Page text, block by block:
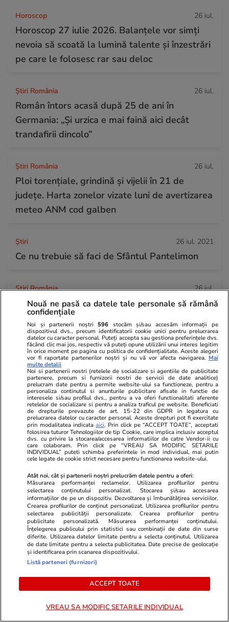
Horoscop 26 iul.
Horoscop 27 iulie 2026. Balanțele vor simți
nevoia să scoată la lumină talente și înzestrări
pe care le folosesc rar sau deloc
Știri România 26 iul.
Român întors acasă după 25 de ani în
Germania: „Și urzica e mai faină aici decât
trandafirii dincolo”
Știri România 26 iul.
Ploi torențiale, grindină și vijelii în 21 de
județe. Harta zonelor vizate luni de avertizarea
meteo ANM cod galben
Ştiri 26 iul. 2021
Ce nu trebuie să faci de Sfântul Pantelimon
Știri România 26 iul.
Rezultatele Loto 6/49 din 26 iulie 2026.
Numerele câștigătoare extrase duminică
Vacanțe și Cultură 26 iul.
Satul-fantomă din Spania readus
la viață: povestea El Acebuchal
din Munții Malaga
Sănătate și
Testul
dacă o
are nevoie
Horoscop 25 iul.
Horoscop 26 iulie 2026. Racii
încep o perioadă mai dificilă în
Nouă ne pasă ca datele tale personale să rămână
confidențiale
Noi și partenerii noștri 596 stocăm și/sau accesăm informații pe
dispozitivul dvs., precum identificatorii cookie unici pentru prelucrarea
datelor cu caracter personal. Puteți accepta sau gestiona preferințele dvs.
făcând clic mai jos, respectiv vă puteți opune utilizării unui interes legitim
în orice moment pe pagina cu politica de confidențialitate. Aceste alegeri
vor fi raportate partenerilor noștri și nu vă vor afecta navigarea. Mai
multe detalii
Noi si partenerii nostri (retelele de socializare si agentiile de publicitate
partenere, precum si furnizorii nostri de servicii de date analitice)
prelucram date pentru a permite website-ului sa functioneze, pentru a
personaliza continutul si anunturile publicitare afisate in functie de
interesele si/sau profilul dvs., pentru a va oferi functionalitati aferente
retelelor de socializare si pentru a analiza traficul pe website. Beneficiati
de drepturile prevazute de art. 15-22 din GDPR in legatura cu
prelucrarea datelor cu caracter personal. Aceste drepturi pot fi exercitate
prin modalitatea indicataaici. Prin click pe “ACCEPT TOATE”, acceptati
folosirea tuturor Tehnologiilor de tip Cookie, care implica inclusiv acceptul
dvs. cu privire la stocarea/accesarea informatiilor de catre Vendor-ii cu
care colaboram. Prin click pe “VREAU SA MODIFIC SETARILE
INDIVIDUAL” puteti schimba preferintele in mod individual, mai putin
cele legate de cookie strict necesare pentru functionarea website-ului.
Atât noi, cât și partenerii noștri prelucrăm datele pentru a oferi:
Măsurarea performanței reclamelor. Utilizarea profilurilor pentru
selectarea conținutului personalizat. Stocarea și/sau accesarea
informațiilor de pe un dispozitiv. Dezvoltarea și îmbunătățirea serviciilor.
Crearea profilurilor de conținut personalizat. Utilizarea profilurilor pentru
selectarea publicității personalizate. Crearea profilurilor pentru
publicitate personalizată. Măsurarea performanței conținutului.
Înțelegerea publicului prin statistici sau combinații de date din surse
diferite. Utilizarea datelor limitate pentru a selecta conținutul. Utilizarea
de date limitate pentru a selecta publicitatea. Date precise de geolocație
și identificarea prin scanarea dispozitivului.
Listă parteneri (furnizori)
ACCEPT TOATE
VREAU SA MODIFIC SETARILE INDIVIDUAL